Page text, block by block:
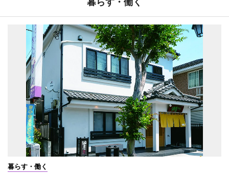
暮らす・働く